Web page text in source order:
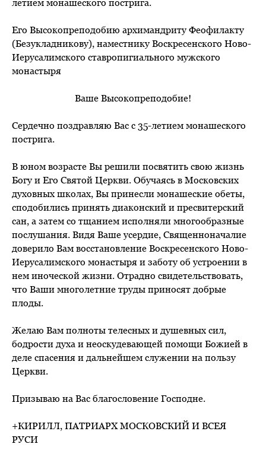
летием монашеского пострига.
Его Высокопреподобию архимандриту Феофилакту
(Безукладникову), наместнику Воскресенского Ново-
Иерусалимского ставропигиального мужского
монастыря
Ваше Высокопреподобие!
Сердечно поздравляю Вас с 35-летием монашеского
пострига.
В юном возрасте Вы решили посвятить свою жизнь
Богу и Его Святой Церкви. Обучаясь в Московских
духовных школах, Вы принесли монашеские обеты,
сподобились принять диаконский и пресвитерский
сан, а затем со тщанием исполняли многообразные
послушания. Видя Ваше усердие, Священноначалие
доверило Вам восстановление Воскресенского Ново-
Иерусалимского монастыря и заботу об устроении в
нем иноческой жизни. Отрадно свидетельствовать,
что Ваши многолетние труды приносят добрые
плоды.
Желаю Вам полноты телесных и душевных сил,
бодрости духа и неоскудевающей помощи Божией в
деле спасения и дальнейшем служении на пользу
Церкви.
Призываю на Вас благословение Господне.
+КИРИЛЛ, ПАТРИАРХ МОСКОВСКИЙ И ВСЕЯ
РУСИ